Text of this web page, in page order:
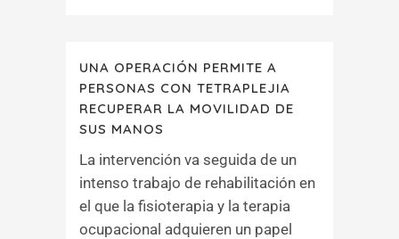
UNA OPERACIÓN PERMITE A
PERSONAS CON TETRAPLEJIA
RECUPERAR LA MOVILIDAD DE
SUS MANOS
La intervención va seguida de un
intenso trabajo de rehabilitación en
el que la fisioterapia y la terapia
ocupacional adquieren un papel